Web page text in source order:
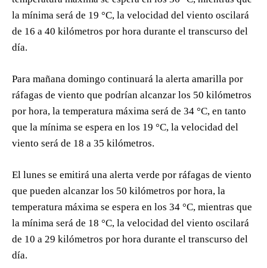
la mínima será de 19 °C, la velocidad del viento oscilará
de 16 a 40 kilómetros por hora durante el transcurso del
día.
Para mañana domingo continuará la alerta amarilla por
ráfagas de viento que podrían alcanzar los 50 kilómetros
por hora, la temperatura máxima será de 34 °C, en tanto
que la mínima se espera en los 19 °C, la velocidad del
viento será de 18 a 35 kilómetros.
El lunes se emitirá una alerta verde por ráfagas de viento
que pueden alcanzar los 50 kilómetros por hora, la
temperatura máxima se espera en los 34 °C, mientras que
la mínima será de 18 °C, la velocidad del viento oscilará
de 10 a 29 kilómetros por hora durante el transcurso del
día.